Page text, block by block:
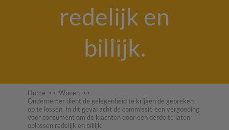
redelijk en
billijk.
Home >> Wonen >>
Ondernemer dient de gelegenheid te krijgen de gebreken
op te lossen. In dit geval acht de commissie een vergoeding
voor consument om de klachten door een derde te laten
oplossen redelijk en billijk.